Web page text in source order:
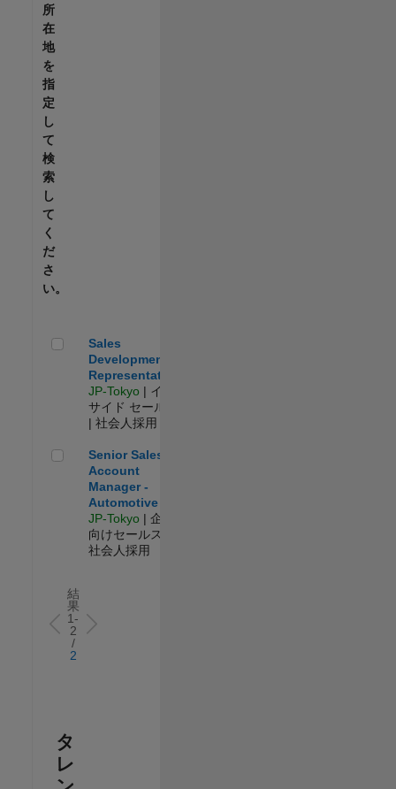
所
在
地
を
指
定
し
て
検
索
し
て
く
だ
さ
い。
Sales Development Representative
Sales
Development
Representative
JP-Tokyo | イン
サイド セールス
| 社会人採用
Senior Sales Account Manager - Automotive
Senior Sales
Account
Manager -
Automotive
JP-Tokyo | 企業
向けセールス |
社会人採用
結
果
1-
2
/
2
タ
レ